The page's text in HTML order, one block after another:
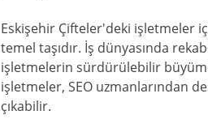
Eskişehir Çifteler'deki işletmeler
temel taşıdır. İş dünyasında
işletmelerin sürdürülebilir
işletmeler, SEO uzmanlarından
çıkabilir.